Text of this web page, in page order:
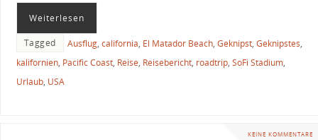
Weiterlesen
Tagged Ausflug, california, El Matador Beach, Geknipst, Geknipstes,
kalifornien, Pacific Coast, Reise, Reisebericht, roadtrip, SoFi Stadium,
Urlaub, USA
KEINE KOMMENTARE